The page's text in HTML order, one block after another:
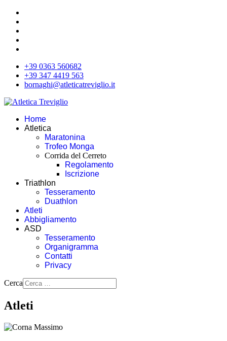
+39 0363 560682
+39 347 4419 563
bornaghi@atleticatreviglio.it
Home
Atletica
Maratonina
Trofeo Monga
Corrida del Cerreto
Regolamento
Iscrizione
Triathlon
Tesseramento
Duathlon
Atleti
Abbigliamento
ASD
Tesseramento
Organigramma
Contatti
Privacy
Cerca
Atleti